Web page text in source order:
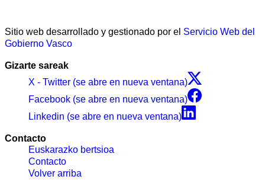
Sitio web desarrollado y gestionado por el Servicio Web del
Gobierno Vasco
Gizarte sareak
X - Twitter (se abre en nueva ventana)
Facebook (se abre en nueva ventana)
Linkedin (se abre en nueva ventana)
Contacto
Euskarazko bertsioa
Contacto
Volver arriba